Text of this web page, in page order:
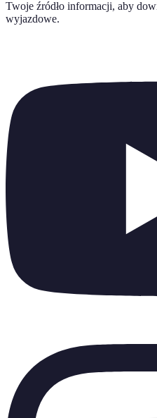
Twoje źródło informacji, aby
wyjazdowe.